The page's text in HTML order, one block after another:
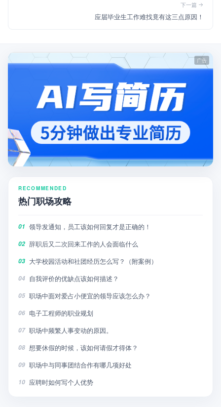
下一篇
应届毕业生工作难找竟有这三点原因！
RECOMMENDED
热门职场攻略
01 领导发通知，员工该如何回复才是正确的！
02 辞职后又二次回来工作的人会面临什么
03 大学校园活动和社团经历怎么写？（附案例）
04 自我评价的优缺点该如何描述？
05 职场中面对爱占小便宜的领导应该怎么办？
06 电子工程师的职业规划
07 职场中频繁人事变动的原因。
08 想要休假的时候，该如何请假才得体？
09 职场中与同事团结合作有哪几项好处
10 应聘时如何写个人优势